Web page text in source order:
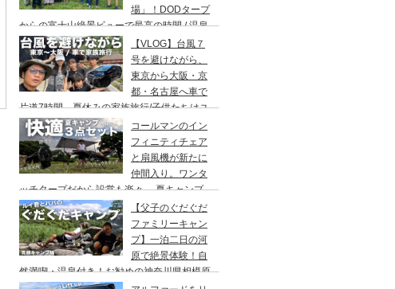
場」！DODタープ
からの富士山絶景ビューで最高の時間 / 温泉
の代わりにシャワー / キャンプ飯は肉にタコ
スにビール
【VLOG】台風７
号を避けながら、
東京から大阪・京
都・名古屋へ車で
片道7時間、夏休みの家族旅行/子供たちはユ
ニバーサルスタジオでパパはサウナ→清水寺
からの川床で鰻重→世界の山ちゃん
コールマンのイン
フィニティチェア
と扇風機が新たに
仲間入り。ワンタ
ッチタープだから設営も楽々。 夏キャンプ
を快適に過ごす為のキャンプギア３点セッ
ト。
【父子のぐだぐだ
ファミリーキャン
プ】一泊二日の河
原で絶景体験！自
然満喫・温泉付き！お勧めの神奈川県相模原